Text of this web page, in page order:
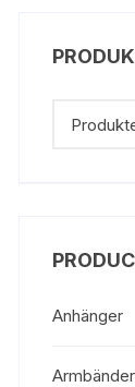
Anhänger
Armbänder